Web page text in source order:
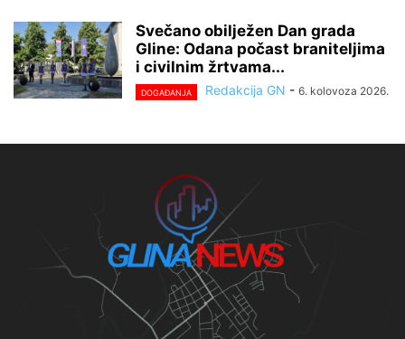
Svečano obilježen Dan grada
Gline: Odana počast braniteljima
i civilnim žrtvama...
DOGAĐANJA Redakcija GN - 6. kolovoza 2026.